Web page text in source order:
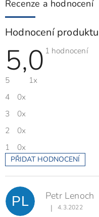
Recenze a hodnocení
Hodnocení produktu
5,0 Průměrné
1 hodnocení
5
1x
4
0x
3
0x
2
0x
1
0x
PŘIDAT HODNOCENÍ
V
ý
p
i
s PL Petr Lenoch
Hodnocení
| 4.3.2022